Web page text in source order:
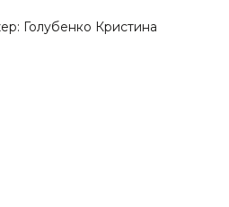
Голубенко Кристина